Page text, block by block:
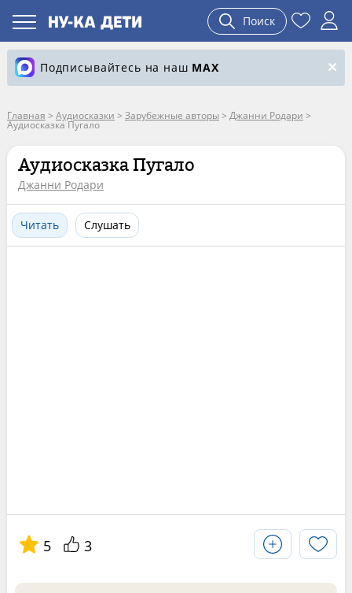
Поиск
Подписывайтесь на наш MAX
Главная > Аудиосказки > Зарубежные авторы > Джанни Родари >
Аудиосказка Пугало
Аудиосказка Пугало
Джанни Родари
Читать Слушать
5 3